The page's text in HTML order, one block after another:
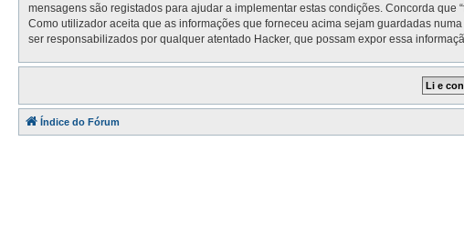
mensagens são registados para ajudar a implementar estas condições. Concorda que
Como utilizador aceita que as informações que forneceu acima sejam guardadas
ser responsabilizados por qualquer atentado Hacker, que possam expor essa
Índice do Fórum